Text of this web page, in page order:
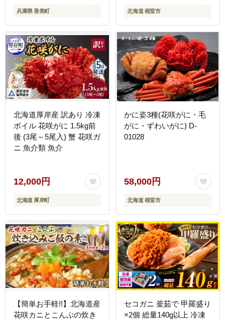
兵庫県 香美町 北海道 根室市
北海道厚岸産 訳あり 冷凍
ボイル 花咲がに 1.5kg前
後 (3尾～5尾入) 蟹 花咲ガ
ニ 魚介類 魚介
12,000円
北海道 厚岸町
かに姿3種(花咲がに・毛
がに・ずわいがに) D-
01028
58,000円
北海道 根室市
【簡単お手軽!!】北海道産
花咲カニとこんぶの炊き
セコガニ 釜茹で 甲羅盛り
×2個 総量140g以上 冷凍